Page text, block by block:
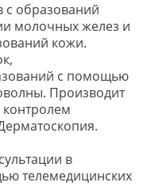
с образований
молочных желез и
кожи.
с помощью
Производит
в
телемедицинских